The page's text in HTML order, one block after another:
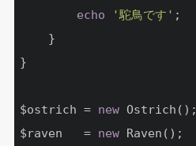
echo
'駝鳥です' ;
}
$ostrich = new Ostrich();
$raven   = new Raven();